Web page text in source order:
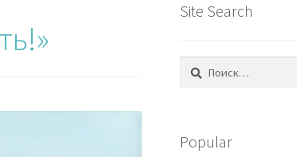
Site Search
Найти:
Popular